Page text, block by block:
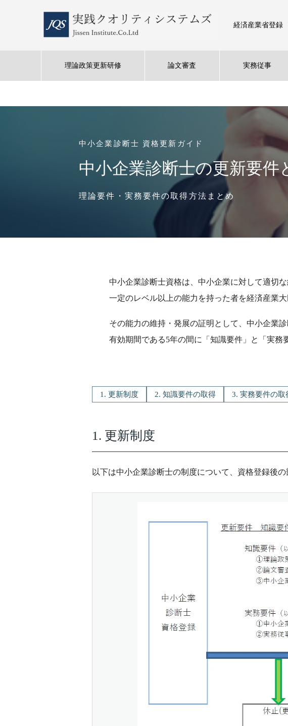
経済産業省登録
理論政策更新研修 論文審査 実務従事
中小企業診断士 資格更新ガイド
中小企業診断士の更新要件
理論要件・実務要件の取得方法まとめ
中小企業診断士資格は、中小企業に対して適切
一定のレベル以上の能力を持った者を経済産業大
その能力の維持・発展の証明として、中小企業診
有効期間である5年の間に「知識要件」と「実
1. 更新制度 2. 知識要件の取得 3. 実務要件の取
1. 更新制度
以下は中小企業診断士の制度について、資格登録後の